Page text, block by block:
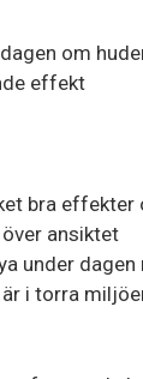
om
effekt
bra effekter
ansiktet
under
i torra